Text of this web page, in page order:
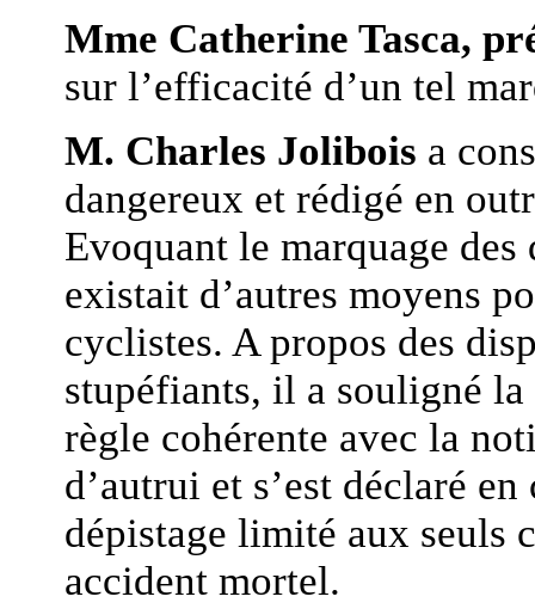
Mme Catherine Tasca,
sur l’efficacité d’un tel
M. Charles Jolibois a
dangereux et rédigé en
Evoquant le marquage
existait d’autres moyens
cyclistes. A propos des
stupéfiants, il a souligné la
règle cohérente avec la
d’autrui et s’est déclaré
dépistage limité aux seuls
accident mortel.